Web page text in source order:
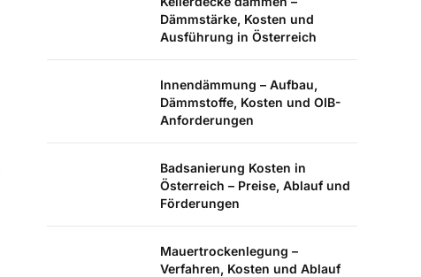
Dämmstärke, Kosten und
Ausführung in Österreich
Innendämmung – Aufbau,
Dämmstoffe, Kosten und OIB-
Anforderungen
Badsanierung Kosten in
Österreich – Preise, Ablauf und
Förderungen
Mauertrockenlegung –
Verfahren, Kosten und Ablauf